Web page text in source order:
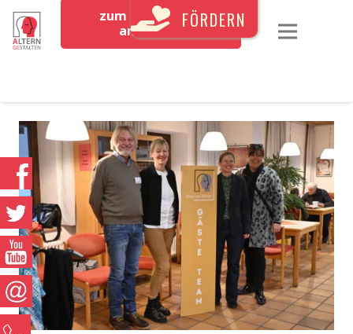
zum Newsletter
anmeldenFÖRDERN